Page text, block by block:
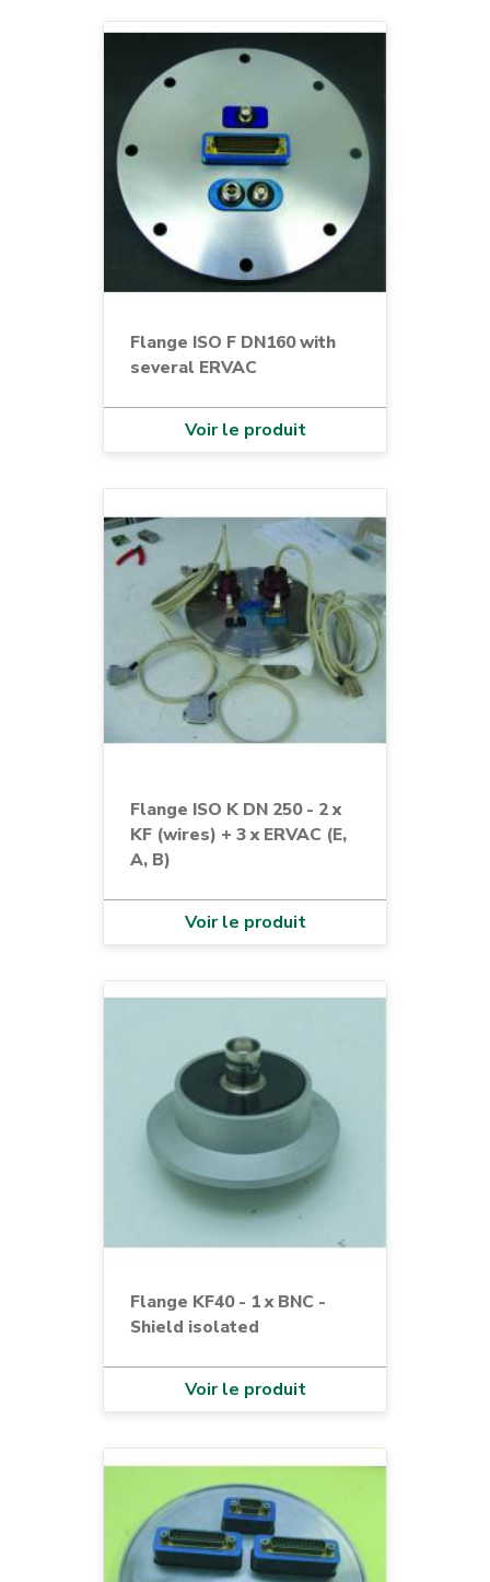
Flange ISO F DN160 with
several ERVAC
Voir le produit
Flange ISO K DN 250 - 2 x
KF (wires) + 3 x ERVAC (E,
A, B)
Voir le produit
Flange KF40 - 1 x BNC -
Shield isolated
Voir le produit